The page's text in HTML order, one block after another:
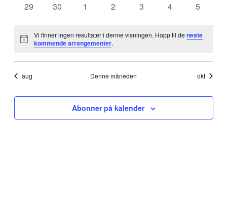
0
29
0
30
0
1
0
2
0
3
0
4
0
5
Merknad
Vi finner ingen resultater i denne visningen. Hopp til de neste
kommende arrangementer.
aug Denne måneden okt
Abonner på kalender